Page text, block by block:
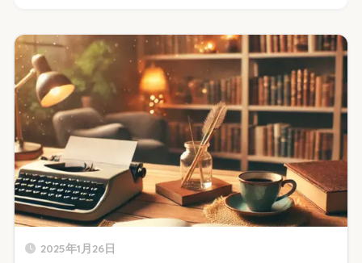
2025年1月26日